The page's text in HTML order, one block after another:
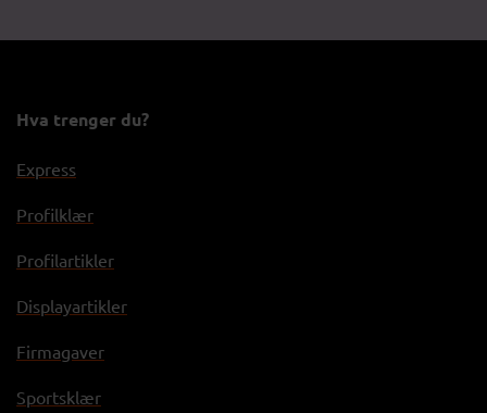
Hva trenger du?
Express
Profilklær
Profilartikler
Displayartikler
Firmagaver
Sportsklær